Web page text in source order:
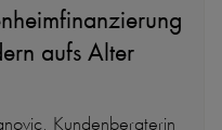
aufs Alter
Kundenberaterin